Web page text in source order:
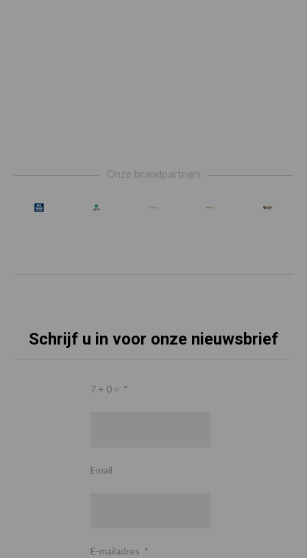
Onze brandpartners
Schrijf u in voor onze nieuwsbrief
7 + 0 = *
Email
E-mailadres *